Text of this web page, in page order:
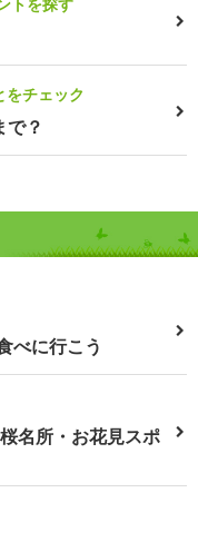
トを探す
チェック
？
べに行こう
名所・お花見スポ